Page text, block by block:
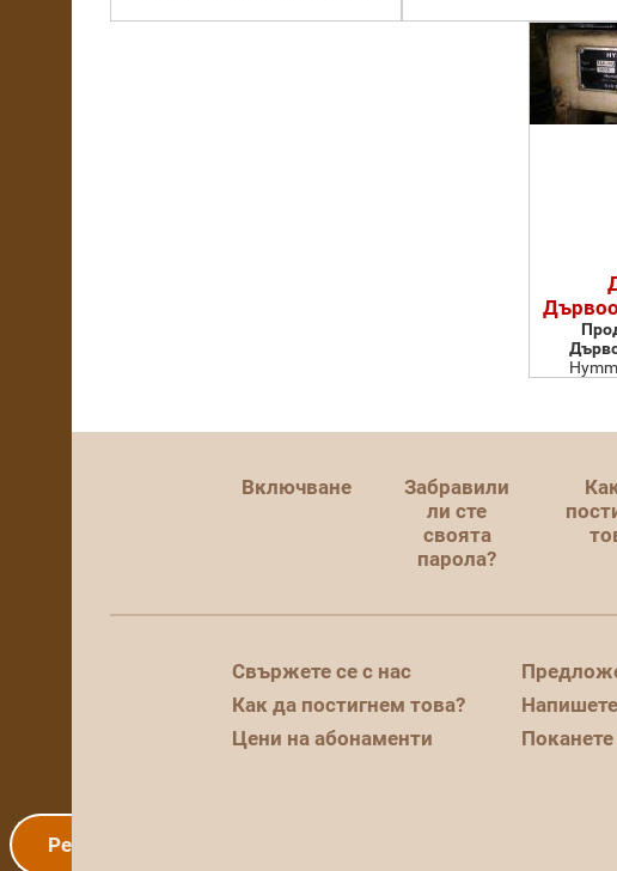
Регистрация
Включване
Забравили
ли сте
своята
парола?
Свържете се с нас
Как да постигнем това?
Цени на абонаменти